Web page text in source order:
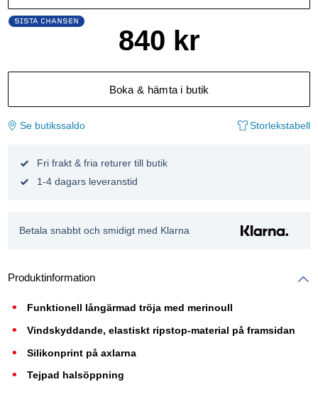
840 kr
SISTA CHANSEN
Boka & hämta i butik
Se butikssaldo Storlekstabell
Fri frakt & fria returer till butik
1-4 dagars leveranstid
Betala snabbt och smidigt med Klarna
Produktinformation
Funktionell långärmad tröja med merinoull
Vindskyddande, elastiskt ripstop-material på framsidan
Silikonprint på axlarna
Tejpad halsöppning